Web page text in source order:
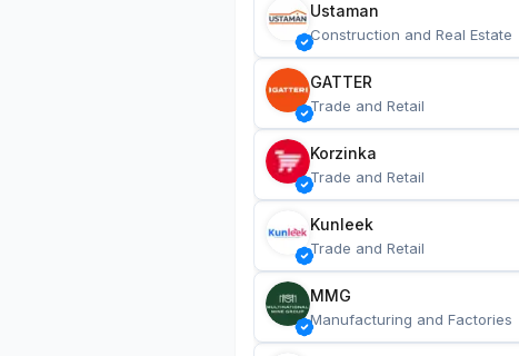
Ustaman
Construction and Real Estate
GATTER
Trade and Retail
Korzinka
Trade and Retail
Kunleek
Trade and Retail
MMG
Manufacturing and Factories